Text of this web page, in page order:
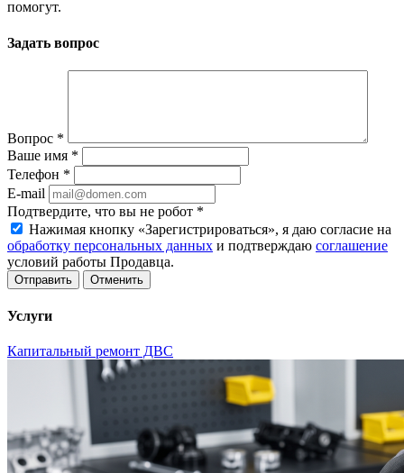
помогут.
Задать вопрос
Вопрос *
Ваше имя *
Телефон *
E-mail
Подтвердите, что вы не робот *
Нажимая кнопку «Зарегистрироваться», я даю согласие на
обработку персональных данных и подтверждаю соглашение
условий работы Продавца.
Отменить
Услуги
Капитальный ремонт ДВС